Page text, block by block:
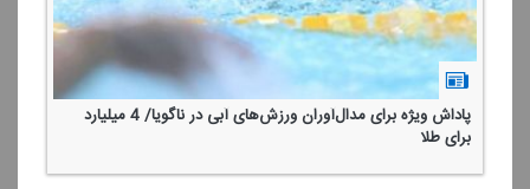
پاداش ویژه برای مدال‌آوران ورزش‌های آبی در ناگویا/ 4 میلیارد
برای طلا